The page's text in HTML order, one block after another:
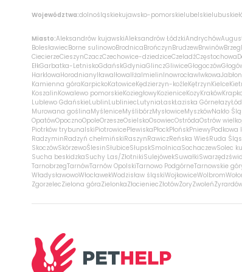
Województwa:dolnośląskiekujawsko-pomorskielubelskielubuskie
Miasto:Aleksandrów kujawskiAleksandrów ŁódzkiAndrychów
BolesławiecBorne sulinowoBrodnicaBrończynBrudzewBrwinówBrzeg
CiecierzeCieszynCzaczCzechowice-dziedziceCzeladźCzęstochowa
EłkGarbatka-LetniskoGdańskGdyniaGlinczGliwiceGłogoczów
HarklowaHorodnianyIławaIłowaIłżaImielinInowrocławIwkowa
Kamienna góraKarpickoKatowiceKędzierzyn-koźleKętrzynKielce
KoszalinKowalewo pomorskieKoziegłowyKozieniceKozyKraków
Lublewo GdańskieLublinLubliniecLutyniaŁaskŁaziska Górnełazy
Murowana goślinaMyśleniceMyślibórzMysłowiceMyszkówNakło
OpatówOpocznoOpoleOrzeszeOsielskoOsowiecOstródaOstrów
Piotrków trybunalskiPiotrowicePlewiskaPłockPłońskPniewyPodkowa
RadzyminRadzyń chełmińskiRaszynRawiczReńska WieśRuda
SkoczówSkórzewoŚlesinSłubiceSłupskSmolnicaSochaczewSolec
Sucha beskidzkaSuchy Las/ZłotnikiSulejówekSuwałkiSwarzędz
TarnobrzegTarnówTarnów OpolskiTarnowo PodgórneTarnowskie
WładysławowoWłocławekWodzisław śląskiWojkowiceWolbrom
ZgorzelecZielona góraZielonkaZłocieniecZłotówŻoryZwoleń